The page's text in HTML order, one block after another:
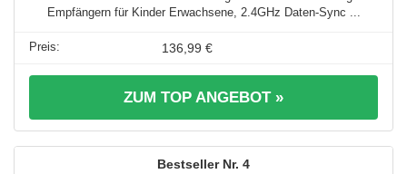
Empfängern für Kinder Erwachsene, 2.4GHz Daten-Sync ...
136,99 €
ZUM TOP ANGEBOT »
4